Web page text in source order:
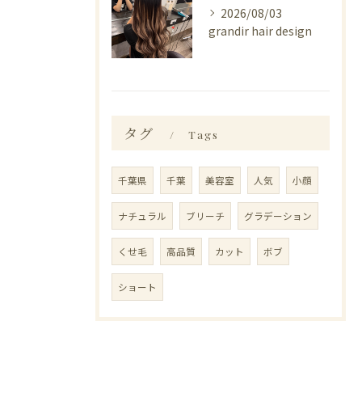
2026/08/03
grandir hair design
タグ Tags
千葉県 千葉 美容室 人気 小顔
ナチュラル ブリーチ グラデーション
くせ毛 高品質 カット ボブ
ショート